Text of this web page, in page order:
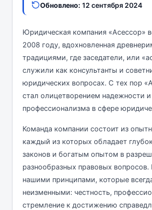
Обновлено: 12 сентября 2024
Юридическая компания «Асессор»
2008 году, вдохновленная
традициями, где заседатели, или
служили как консультанты и
юридических вопросах. С тех пор
стал олицетворением надежности и
профессионализма в сфере
Команда компании состоит из
каждый из которых обладает
законов и богатым опытом в
разнообразных правовых вопросов.
нашими принципами, которые
неизменными: честность,
стремление к достижению